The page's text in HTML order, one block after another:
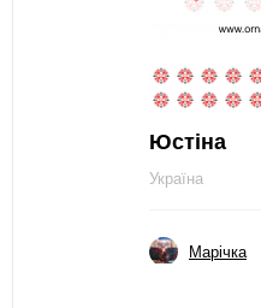
Юстіна
Україна
Марічка